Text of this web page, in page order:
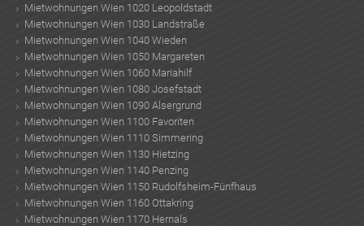
Mietwohnungen Wien 1020 Leopoldstadt
Mietwohnungen Wien 1030 Landstraße
Mietwohnungen Wien 1040 Wieden
Mietwohnungen Wien 1050 Margareten
Mietwohnungen Wien 1060 Mariahilf
Mietwohnungen Wien 1080 Josefstadt
Mietwohnungen Wien 1090 Alsergrund
Mietwohnungen Wien 1100 Favoriten
Mietwohnungen Wien 1110 Simmering
Mietwohnungen Wien 1130 Hietzing
Mietwohnungen Wien 1140 Penzing
Mietwohnungen Wien 1150 Rudolfsheim-Fünfhaus
Mietwohnungen Wien 1160 Ottakring
Mietwohnungen Wien 1170 Hernals